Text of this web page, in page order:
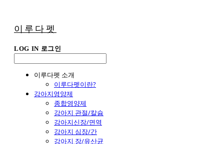
이루다펫
LOG IN 로그인
이루다펫 소개
이루다펫이란?
강아지영양제
종합영양제
강아지 관절/칼슘
강아지신장/면역
강아지 심장/간
강아지 장/유산균